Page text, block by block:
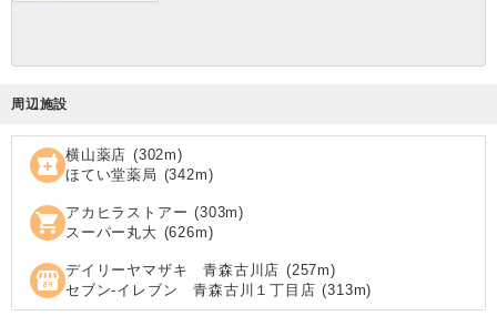
周辺施設
local_pharmacy 横山薬店 (302m)
ほてい堂薬局 (342m)
shopping_cart アカヒラストアー (303m)
スーパー丸大 (626m)
local_convenience_store デイリーヤマザキ 青森古川店 (257m)
セブン‐イレブン 青森古川１丁目店 (313m)